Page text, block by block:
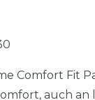
Comfort Fit
auch an